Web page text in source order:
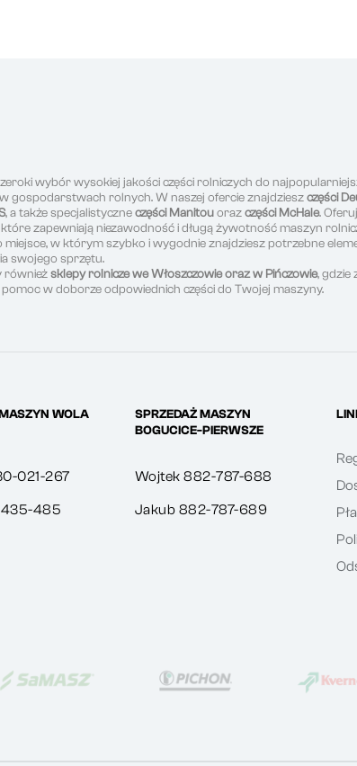
wybór wysokiej jakości części rolniczych do
gospodarstwach rolnych. W naszej ofercie znajdzieszczęści
, a także specjalistyczneczęści Manitouorazczęści McHale.
które zapewniają niezawodność i długą żywotność maszyn
miejsce, w którym szybko i wygodnie znajdziesz potrzebne
swojego sprzętu.
równieżsklepy rolnicze we Włoszczowie oraz w Pińczowie, gdzie
w doborze odpowiednich części do Twojej maszyny.
WOLA
021-267
485
SPRZEDAŻ MASZYN
BOGUCICE-PIERWSZE
Wojtek 882-787-688
Jakub 882-787-689